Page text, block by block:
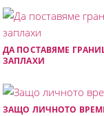
ДА ПОСТАВЯМЕ
ЗАПЛАХИ
ЗАЩО ЛИЧНОТО